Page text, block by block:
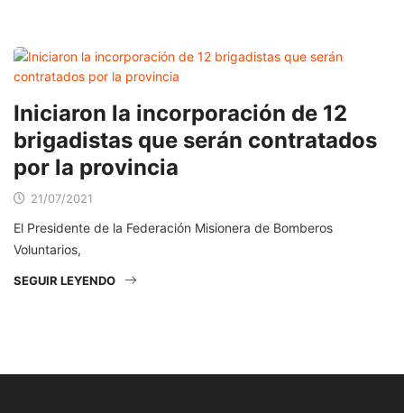
Iniciaron la incorporación de 12
brigadistas que serán contratados
por la provincia
21/07/2021
El Presidente de la Federación Misionera de Bomberos
Voluntarios,
SEGUIR LEYENDO